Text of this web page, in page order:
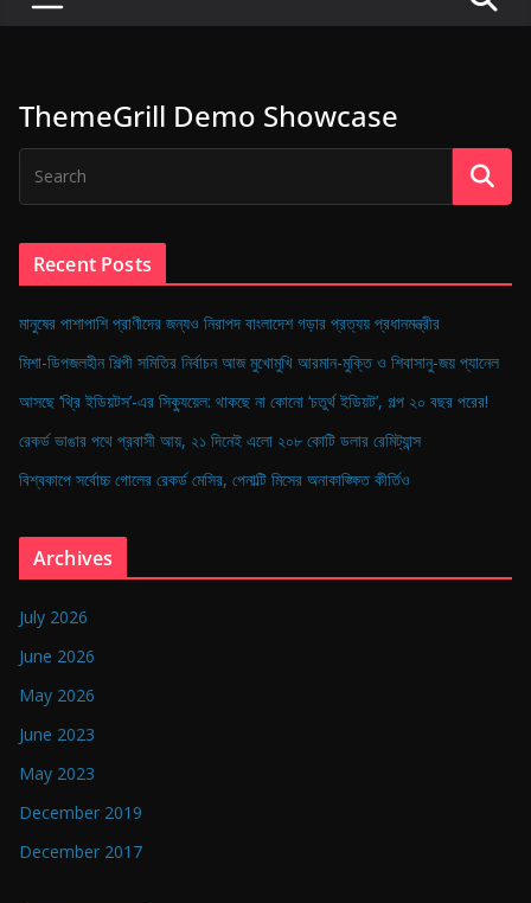
s
e
f
D
i
g
a
l
B
n
g
ThemeGrill Demo Showcase
Recent Posts
মানুষের পাশাপাশি প্রাণীদের জন্যও নিরাপদ বাংলাদেশ গড়ার প্রত্যয় প্রধানমন্ত্রীর
মিশা-ডিপজলহীন শিল্পী সমিতির নির্বাচন আজ মুখোমুখি আরমান-মুক্তি ও শিবাসানু-জয় প্যানেল
আসছে ‘থ্রি ইডিয়টস’-এর সিক্যুয়েল: থাকছে না কোনো ‘চতুর্থ ইডিয়ট’, গল্প ২০ বছর পরের!
রেকর্ড ভাঙার পথে প্রবাসী আয়, ২১ দিনেই এলো ২০৮ কোটি ডলার রেমিট্যান্স
বিশ্বকাপে সর্বোচ্চ গোলের রেকর্ড মেসির, পেনাল্টি মিসের অনাকাঙ্ক্ষিত কীর্তিও
Archives
July 2026
June 2026
May 2026
June 2023
May 2023
December 2019
December 2017